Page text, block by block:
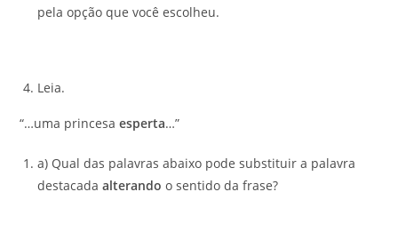
pela opção que você escolheu.
Leia.
“…uma princesaesperta…”
a) Qual das palavras abaixo pode substituir a palavra
destacadaalterando o sentido da frase?